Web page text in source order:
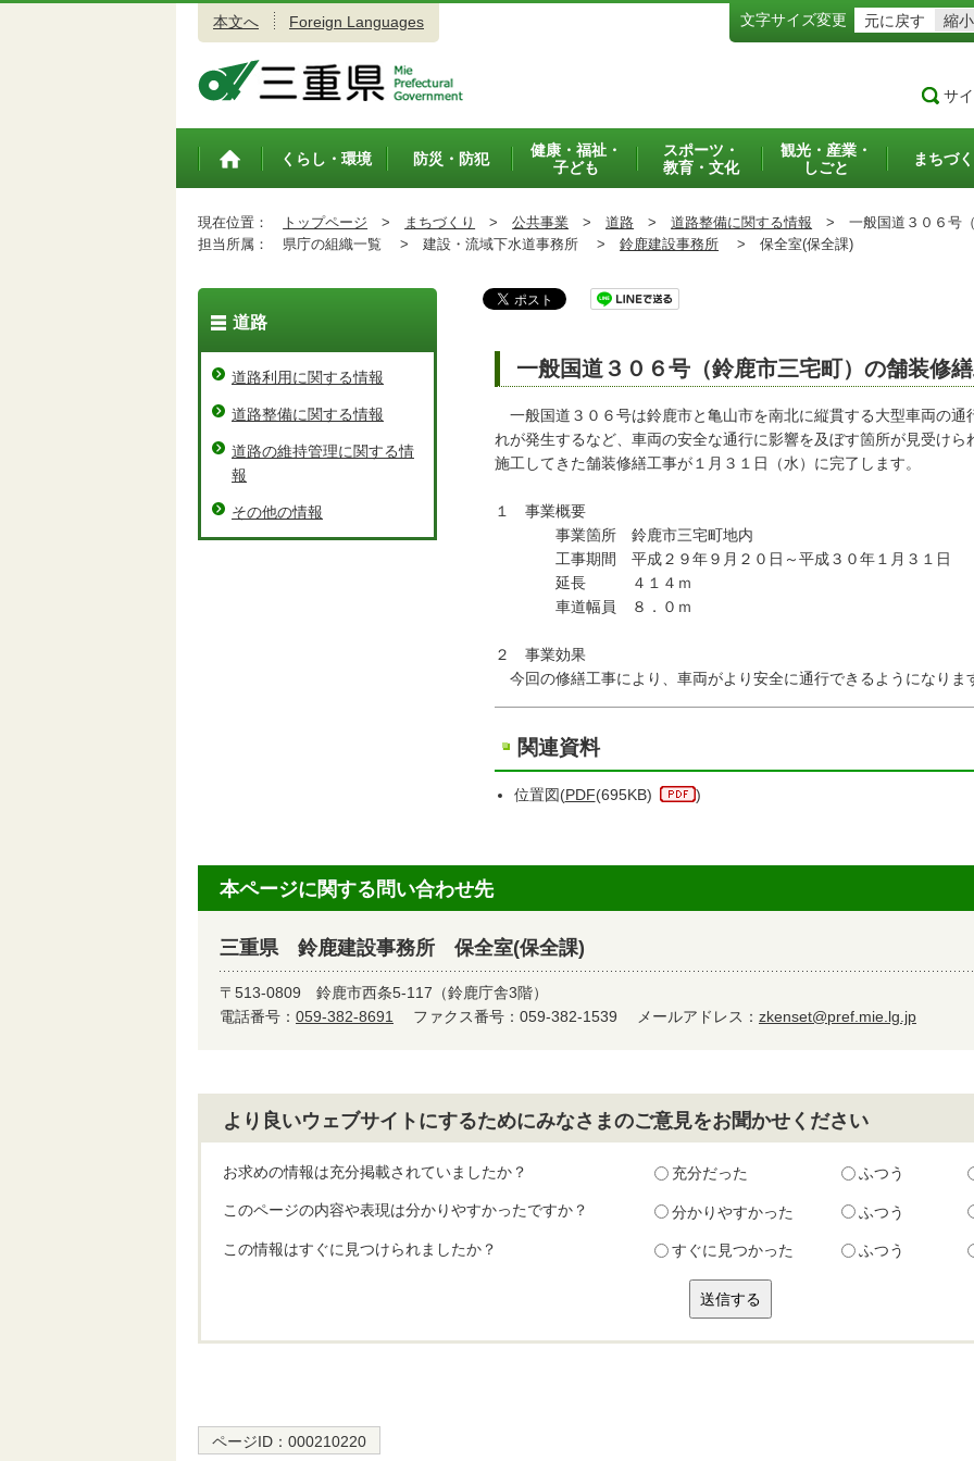
本文へ Foreign Languages 文字サイズ変更 元に戻す 縮小
サ
トップペ
くらし・環境 防災・防犯
健康・福祉・
子ども
スポーツ・
教育・文化
観光・産業・
しごと
まちづ
現在位置： トップページ > まちづくり > 公共事業 > 道路 > 道路整備に関する情報 > 一般国道３０６号
担当所属：
県庁の組織一覧 > 建設・流域下水道事務所 > 鈴鹿建設事務所 > 保全室(保全課)
一般国道３０６号（鈴鹿市三宅町）の舗装修
一般国道３０６号は鈴鹿市と亀山市を南北に縦貫する大型車両の通
れが発生するなど、車両の安全な通行に影響を及ぼす箇所が見受け
施工してきた舗装修繕工事が１月３１日（水）に完了します。
１ 事業概要
事業箇所 鈴鹿市三宅町地内
工事期間 平成２９年９月２０日～平成３０年１月３１日
延長 ４１４ｍ
車道幅員 ８．０ｍ
２ 事業効果
今回の修繕工事により、車両がより安全に通行できるようになりま
関連資料
位置図(PDF(695KB) )
道路
道路利用に関する情報
道路整備に関する情報
道路の維持管理に関する情
報
その他の情報
本ページに関する問い合わせ先
三重県 鈴鹿建設事務所 保全室(保全課)
〒513-0809 鈴鹿市西条5-117（鈴鹿庁舎3階）
電話番号： 059-382-8691 ファクス番号：059-382-1539 メールアドレス： zkenset@pref.mie.lg.jp
より良いウェブサイトにするためにみなさまのご意見をお聞かせください
お求めの情報は充分掲載されていましたか？ 充分だった ふつう
このページの内容や表現は分かりやすかったですか？ 分かりやすかった ふつう
この情報はすぐに見つけられましたか？ すぐに見つかった ふつう
ページID： 000210220